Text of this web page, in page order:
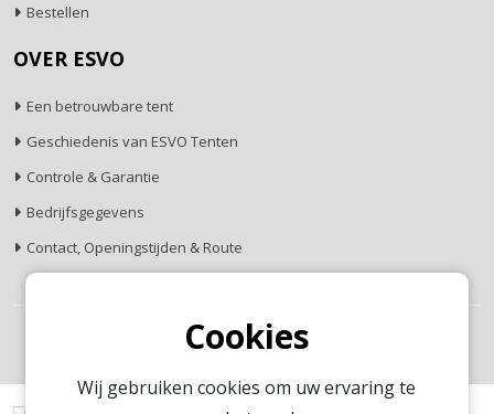
Bestellen
OVER ESVO
Een betrouwbare tent
Geschiedenis van ESVO Tenten
Controle & Garantie
Bedrijfsgegevens
Contact, Openingstijden & Route
© Copyright 2026 -Gerealiseerd door
Cookies
Wij gebruiken cookies om uw ervaring te